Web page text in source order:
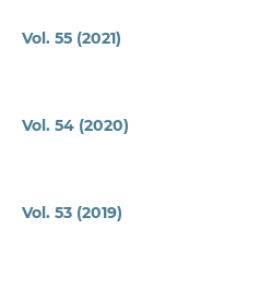
Vol. 55 (2021)
Vol. 54 (2020)
Vol. 53 (2019)